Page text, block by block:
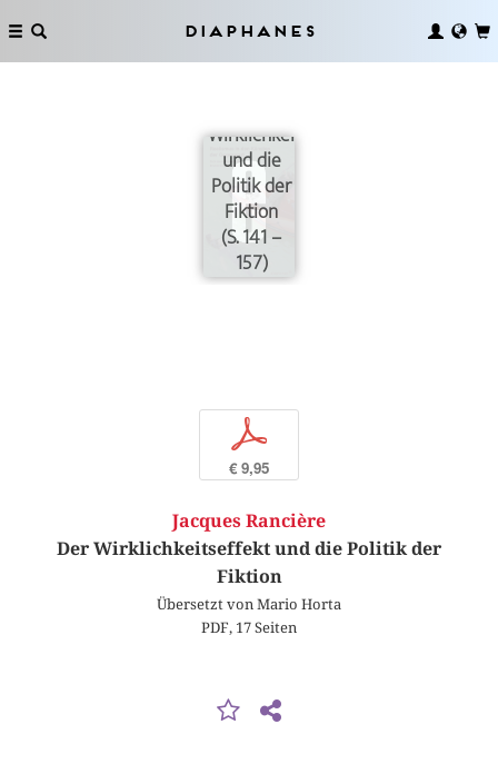
Diaphanes
Wirklichkeitseffekt
und die
Politik der
Fiktion
(S. 141 –
157)
p
€ 9,95
Jacques Rancière
Der Wirklichkeitseffekt und die Politik der
Fiktion
Übersetzt von Mario Horta
PDF, 17 Seiten